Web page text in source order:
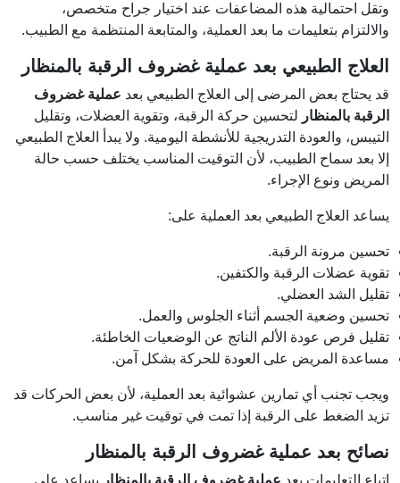
وتقل احتمالية هذه المضاعفات عند اختيار جراح متخصص،
والالتزام بتعليمات ما بعد العملية، والمتابعة المنتظمة مع الطبيب.
العلاج الطبيعي بعد عملية غضروف الرقبة بالمنظار
قد يحتاج بعض المرضى إلى العلاج الطبيعي بعد عملية غضروف
الرقبة بالمنظار لتحسين حركة الرقبة، وتقوية العضلات، وتقليل
التيبس، والعودة التدريجية للأنشطة اليومية. ولا يبدأ العلاج الطبيعي
إلا بعد سماح الطبيب، لأن التوقيت المناسب يختلف حسب حالة
المريض ونوع الإجراء.
يساعد العلاج الطبيعي بعد العملية على:
تحسين مرونة الرقبة.
تقوية عضلات الرقبة والكتفين.
تقليل الشد العضلي.
تحسين وضعية الجسم أثناء الجلوس والعمل.
تقليل فرص عودة الألم الناتج عن الوضعيات الخاطئة.
مساعدة المريض على العودة للحركة بشكل آمن.
ويجب تجنب أي تمارين عشوائية بعد العملية، لأن بعض الحركات قد
تزيد الضغط على الرقبة إذا تمت في توقيت غير مناسب.
نصائح بعد عملية غضروف الرقبة بالمنظار
اتباع التعليمات بعد عملية غضروف الرقبة بالمنظار يساعد على